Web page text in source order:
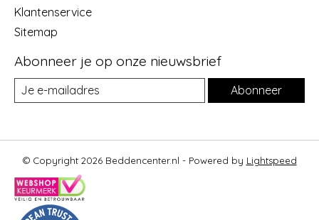
Klantenservice
Sitemap
Abonneer je op onze nieuwsbrief
Abonneer
© Copyright 2026 Beddencenter.nl - Powered by Lightspeed